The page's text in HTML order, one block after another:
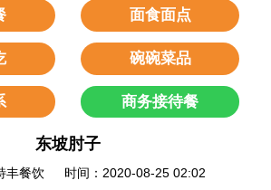
面食面点
碗碗菜品
商务接待餐
东坡肘子
丰餐饮 时间：2020-08-25 02:02